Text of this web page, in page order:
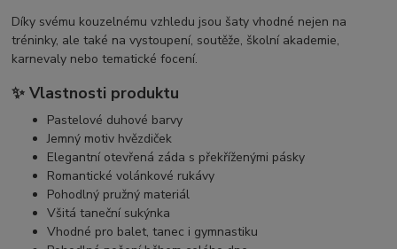
Díky svému kouzelnému vzhledu jsou šaty vhodné nejen na
tréninky, ale také na vystoupení, soutěže, školní akademie,
karnevaly nebo tematické focení.
✨ Vlastnosti produktu
Pastelové duhové barvy
Jemný motiv hvězdiček
Elegantní otevřená záda s překříženými pásky
Romantické volánkové rukávy
Pohodlný pružný materiál
Všitá taneční sukýnka
Vhodné pro balet, tanec i gymnastiku